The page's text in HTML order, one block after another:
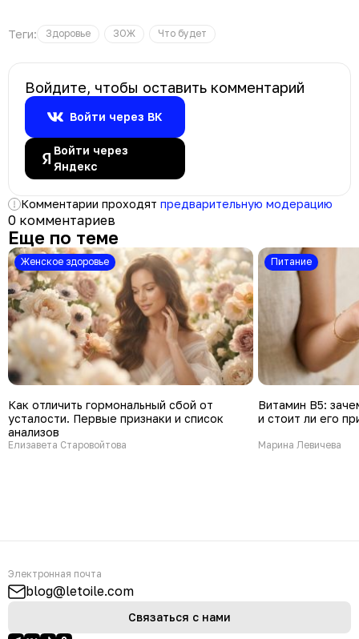
Теги: Здоровье ЗОЖ Что будет
Войдите, чтобы оставить комментарий
Войти через ВК
Войти через
Яндекс
Комментарии проходят предварительную модерацию
0 комментариев
Еще по теме
Женское здоровье
Как отличить гормональный сбой от
усталости. Первые признаки и список
анализов
Елизавета Старовойтова
Питание
Витамин В5:
и стоит ли его
Марина Левичева
Электронная почта
blog@letoile.com
Связаться с нами